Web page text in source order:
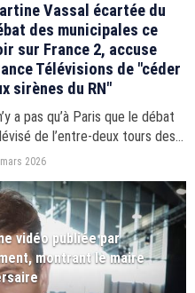
Vassal écartée du
des municipales ce
sur France 2, accuse
Télévisions de "céder
sirènes du RN"
a pas qu’à Paris que le débat
de l’entre-deux tours des
2026 crée des remous.
2026
vidéo publiée par
montrant le maire